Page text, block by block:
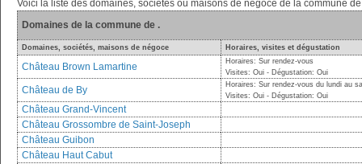
Voici la liste des domaines, sociétés ou maisons de négoce de la commune
Domaines de la commune de .
Domaines, sociétés, maisons de négoce Horaires, visites et dégustation
Château Brown Lamartine
Horaires: Sur rendez-vous
Visites: Oui - Dégustation: Oui
Château de By
Horaires: Sur rendez-vous du lundi au
Visites: Oui - Dégustation: Oui
Château Grand-Vincent
Château Grossombre de Saint-Joseph
Château Guibon
Château Haut Cabut